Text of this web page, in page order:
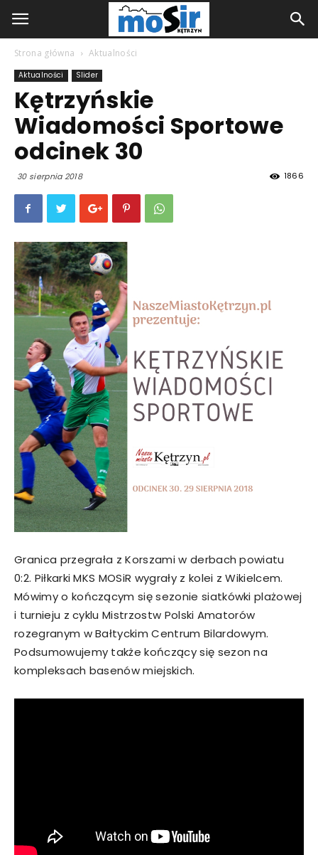
Strona główna Aktualności
Aktualności Slider
Kętrzyńskie
Wiadomości Sportowe
odcinek 30
30 sierpnia 2018 1866
Granica przegrała z Korszami w derbach powiatu
0:2. Piłkarki MKS MOSiR wygrały z kolei z Wikielcem.
Mówimy o kończącym się sezonie siatkówki plażowej
i turnieju z cyklu Mistrzostw Polski Amatorów
rozegranym w Bałtyckim Centrum Bilardowym.
Podsumowujemy także kończący się sezon na
kompleksach basenów miejskich.